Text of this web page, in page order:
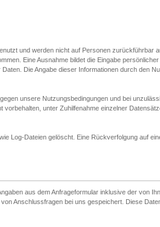
und werden nicht auf Personen zurückführbar
Eine Ausnahme bildet die Eingabe
Die Angabe dieser Informationen durch den
unsere Nutzungsbedingungen und bei
unter Zuhilfenahme einzelner
Log-Dateien gelöscht. Eine Rückverfolgung auf
aus dem Anfrageformular inklusive der von
Anschlussfragen bei uns gespeichert. Diese